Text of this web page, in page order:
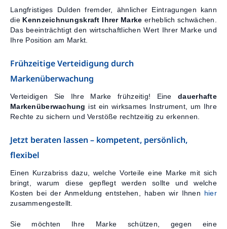
Langfristiges Dulden fremder, ähnlicher Eintragungen kann
die Kennzeichnungskraft Ihrer Marke erheblich schwächen.
Das beeinträchtigt den wirtschaftlichen Wert Ihrer Marke und
Ihre Position am Markt.
Frühzeitige Verteidigung durch
Markenüberwachung
Verteidigen Sie Ihre Marke frühzeitig! Einedauerhafte
Markenüberwachung ist ein wirksames Instrument, um Ihre
Rechte zu sichern und Verstöße rechtzeitig zu erkennen.
Jetzt beraten lassen – kompetent, persönlich,
flexibel
Einen Kurzabriss dazu, welche Vorteile eine Marke mit sich
bringt, warum diese gepflegt werden sollte und welche
Kosten bei der Anmeldung entstehen, haben wir Ihnen hier
zusammengestellt.
Sie möchten Ihre Marke schützen, gegen eine